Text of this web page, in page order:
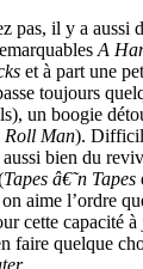
pas, il y a aussi
A
et à part une
toujours
un boogie
Roll Man).
bien du
Tapes â€˜n Tapes
aime l’ordre
cette capacité
faire quelque